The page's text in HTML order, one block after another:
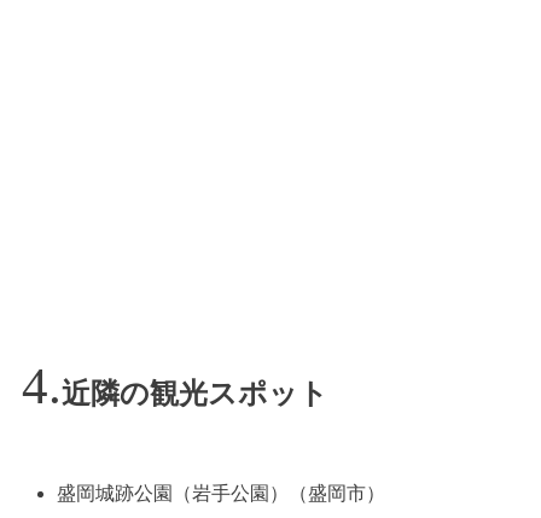
近隣の観光スポット
盛岡城跡公園（岩手公園）（盛岡市）